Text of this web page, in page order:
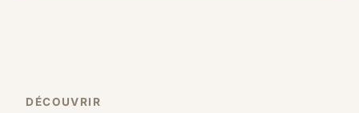
DÉCOUVRIR